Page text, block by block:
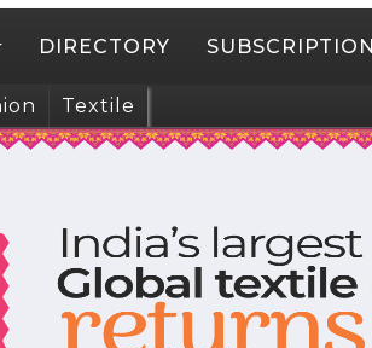
DIRECTORY SUBSCRIPTION
Textile